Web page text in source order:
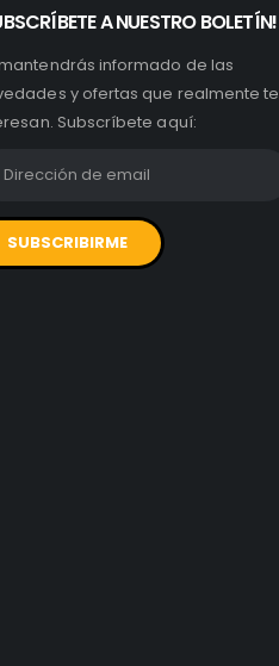
A NUESTRO BOLETÍN!
informado de las
y ofertas que realmente te
Subscríbete aquí: